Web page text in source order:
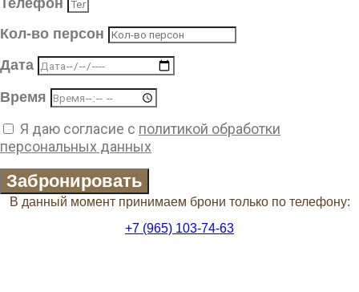
Телефон
Кол-во персон
Дата
Время
Я даю согласие с политикой обработки
персональных данных
Забронировать
В данный момент принимаем брони только по телефону:
+7 (965) 103-74-63